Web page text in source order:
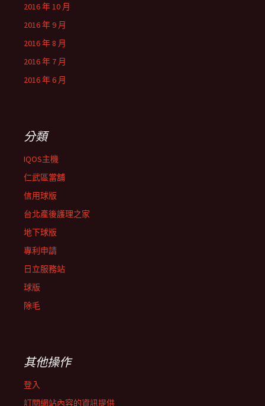
2016 年 10 月
2016 年 9 月
2016 年 8 月
2016 年 7 月
2016 年 6 月
分類
IQOS主機
仁武區當舖
信用球版
台北產後護理之家
地下球版
專利申請
日立服務站
球版
除毛
其他操作
登入
訂閱網站內容的資訊提供